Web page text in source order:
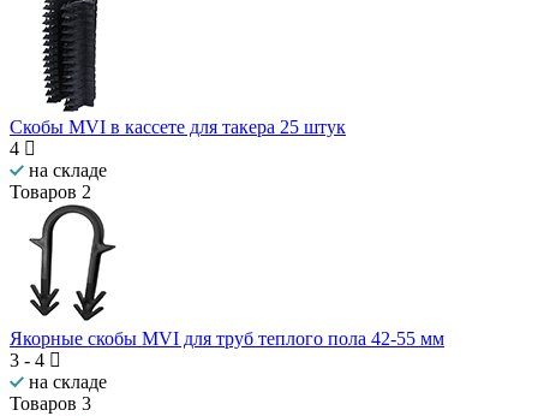
Скобы MVI в кассете для такера 25 штук
4
на складе
Товаров 2
Якорные скобы MVI для труб теплого пола 42-55 мм
3 - 4
на складе
Товаров 3